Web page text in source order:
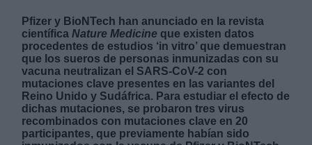
Pfizer y BioNTech han anunciado en la revista
científicaNature Medicine que existen datos
procedentes de estudios ‘in vitro’ que demuestran
que los sueros de personas inmunizadas con su
vacuna neutralizan el SARS-CoV-2 con
mutaciones clave presentes en las variantes del
Reino Unido y Sudáfrica. Para estudiar el efecto de
dichas mutaciones, se probaron tres virus
recombinados con mutaciones clave en 20
participantes, que previamente habían sido
Destinatarios: